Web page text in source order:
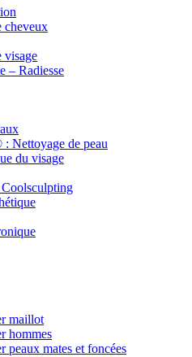
cheveux
visage
– Radiesse
Nettoyage de peau
du visage
maillot
hommes
peaux mates et foncées